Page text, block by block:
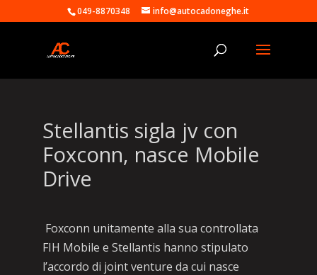
049-8870348 info@autocadoneghe.it
Stellantis sigla jv con
Foxconn, nasce Mobile
Drive
Foxconn unitamente alla sua controllata
FIH Mobile e Stellantis hanno stipulato
l’accordo di joint venture da cui nasce